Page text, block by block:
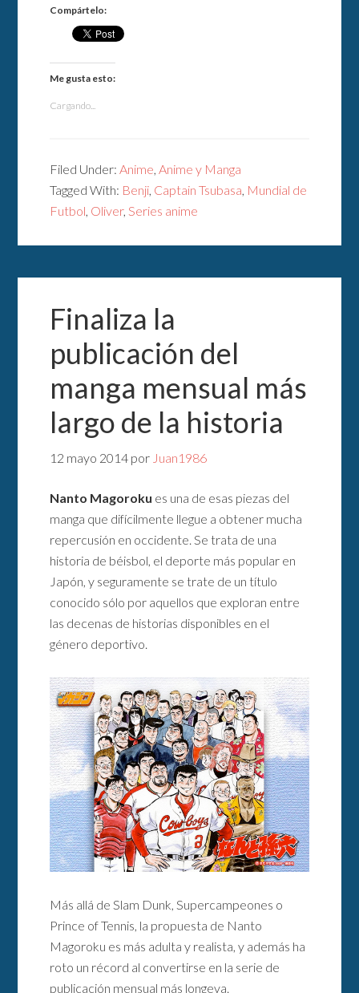
Compártelo:
Me gusta esto:
Cargando...
Filed Under:Anime,Anime y Manga
Tagged With: Benji, Captain Tsubasa, Mundial de
Futbol, Oliver,Series anime
Finaliza la
publicación del
manga mensual más
largo de la historia
12 mayo 2014 por Juan1986
Nanto Magoroku es una de esas piezas del
manga que difícilmente llegue a obtener mucha
repercusión en occidente. Se trata de una
historia de béisbol, el deporte más popular en
Japón, y seguramente se trate de un título
conocido sólo por aquellos que exploran entre
las decenas de historias disponibles en el
género deportivo.
Más allá de Slam Dunk, Supercampeones o
Prince of Tennis, la propuesta de Nanto
Magoroku es más adulta y realista, y además ha
roto un récord al convertirse en la serie de
publicación mensual más longeva.